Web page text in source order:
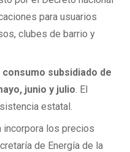
para usuarios
clubes de barrio y
subsidiado de
junio y julio. El
estatal.
incorpora los precios
de Energía de la